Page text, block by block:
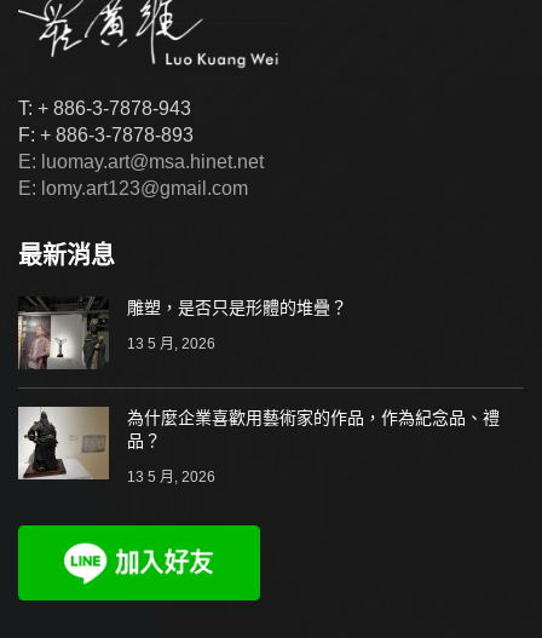
T: + 886-3-7878-943
F: + 886-3-7878-893
E: luomay.art@msa.hinet.net
E: lomy.art123@gmail.com
最新消息
雕塑，是否只是形體的堆疊？
13 5 月, 2026
為什麼企業喜歡用藝術家的作品，作為紀念品、禮
品？
13 5 月, 2026